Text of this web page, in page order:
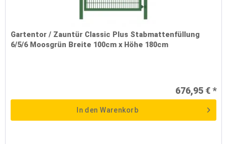
Gartentor / Zauntür Classic Plus Stabmattenfüllung
6/5/6 Moosgrün Breite 100cm x Höhe 180cm
676,95 € *
In den Warenkorb